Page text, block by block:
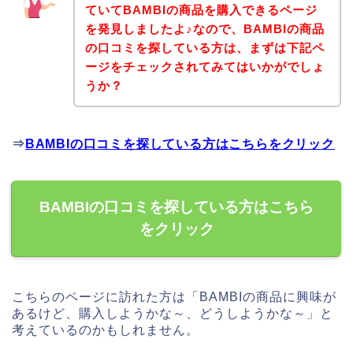
ていてBAMBIの商品を購入できるページ
を発見しましたよ♪なので、BAMBIの商品
の口コミを探している方は、まずは下記ペ
ージをチェックされてみてはいかがでしょ
うか？
⇒ BAMBIの口コミを探している方はこちらをクリック
BAMBIの口コミを探している方はこちら
をクリック
こちらのページに訪れた方は「BAMBIの商品に興味が
あるけど、購入しようかな～、どうしようかな～」と
考えているのかもしれません。